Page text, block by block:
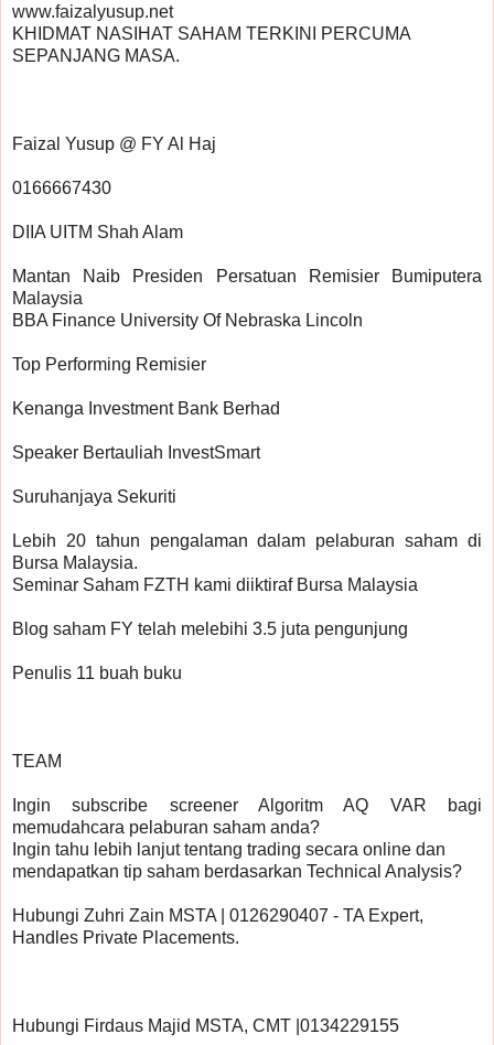
www.faizalyusup.net
KHIDMAT NASIHAT SAHAM TERKINI PERCUMA
SEPANJANG MASA.
Faizal Yusup @ FY Al Haj
0166667430
DIIA UITM Shah Alam
Mantan Naib Presiden Persatuan Remisier Bumiputera
Malaysia
BBA Finance University Of Nebraska Lincoln
Top Performing Remisier
Kenanga Investment Bank Berhad
Speaker Bertauliah InvestSmart
Suruhanjaya Sekuriti
Lebih 20 tahun pengalaman dalam pelaburan saham di
Bursa Malaysia.
Seminar Saham FZTH kami diiktiraf Bursa Malaysia
Blog saham FY telah melebihi 3.5 juta pengunjung
Penulis 11 buah buku
TEAM
Ingin subscribe screener Algoritm AQ VAR bagi
memudahcara pelaburan saham anda?
Ingin tahu lebih lanjut tentang trading secara online dan
mendapatkan tip saham berdasarkan Technical Analysis?
Hubungi Zuhri Zain MSTA | 0126290407 - TA Expert,
Handles Private Placements.
Hubungi Firdaus Majid MSTA, CMT |0134229155